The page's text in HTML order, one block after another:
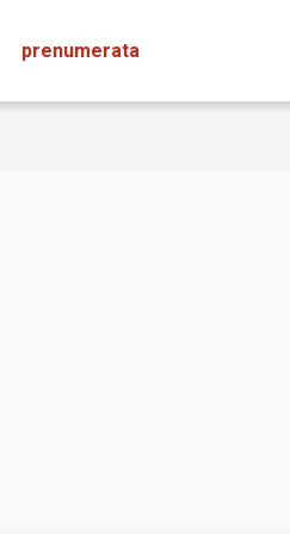
prenumerata